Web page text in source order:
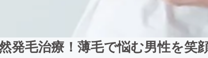
発毛治療！薄毛で悩む男性を笑